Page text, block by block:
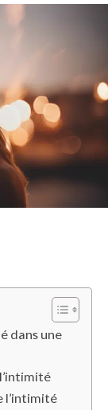
dans une
l’intimité